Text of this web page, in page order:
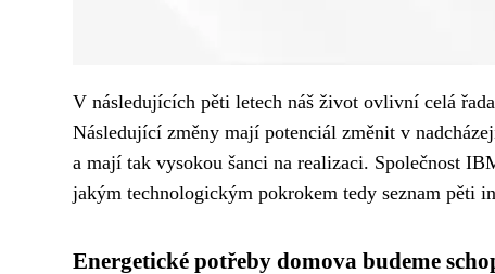
V následujících pěti letech náš život ovlivní celá
Následující změny mají potenciál změnit v
a mají tak vysokou šanci na realizaci. Společnost
jakým technologickým pokrokem tedy seznam pěti
Energetické potřeby domova budeme